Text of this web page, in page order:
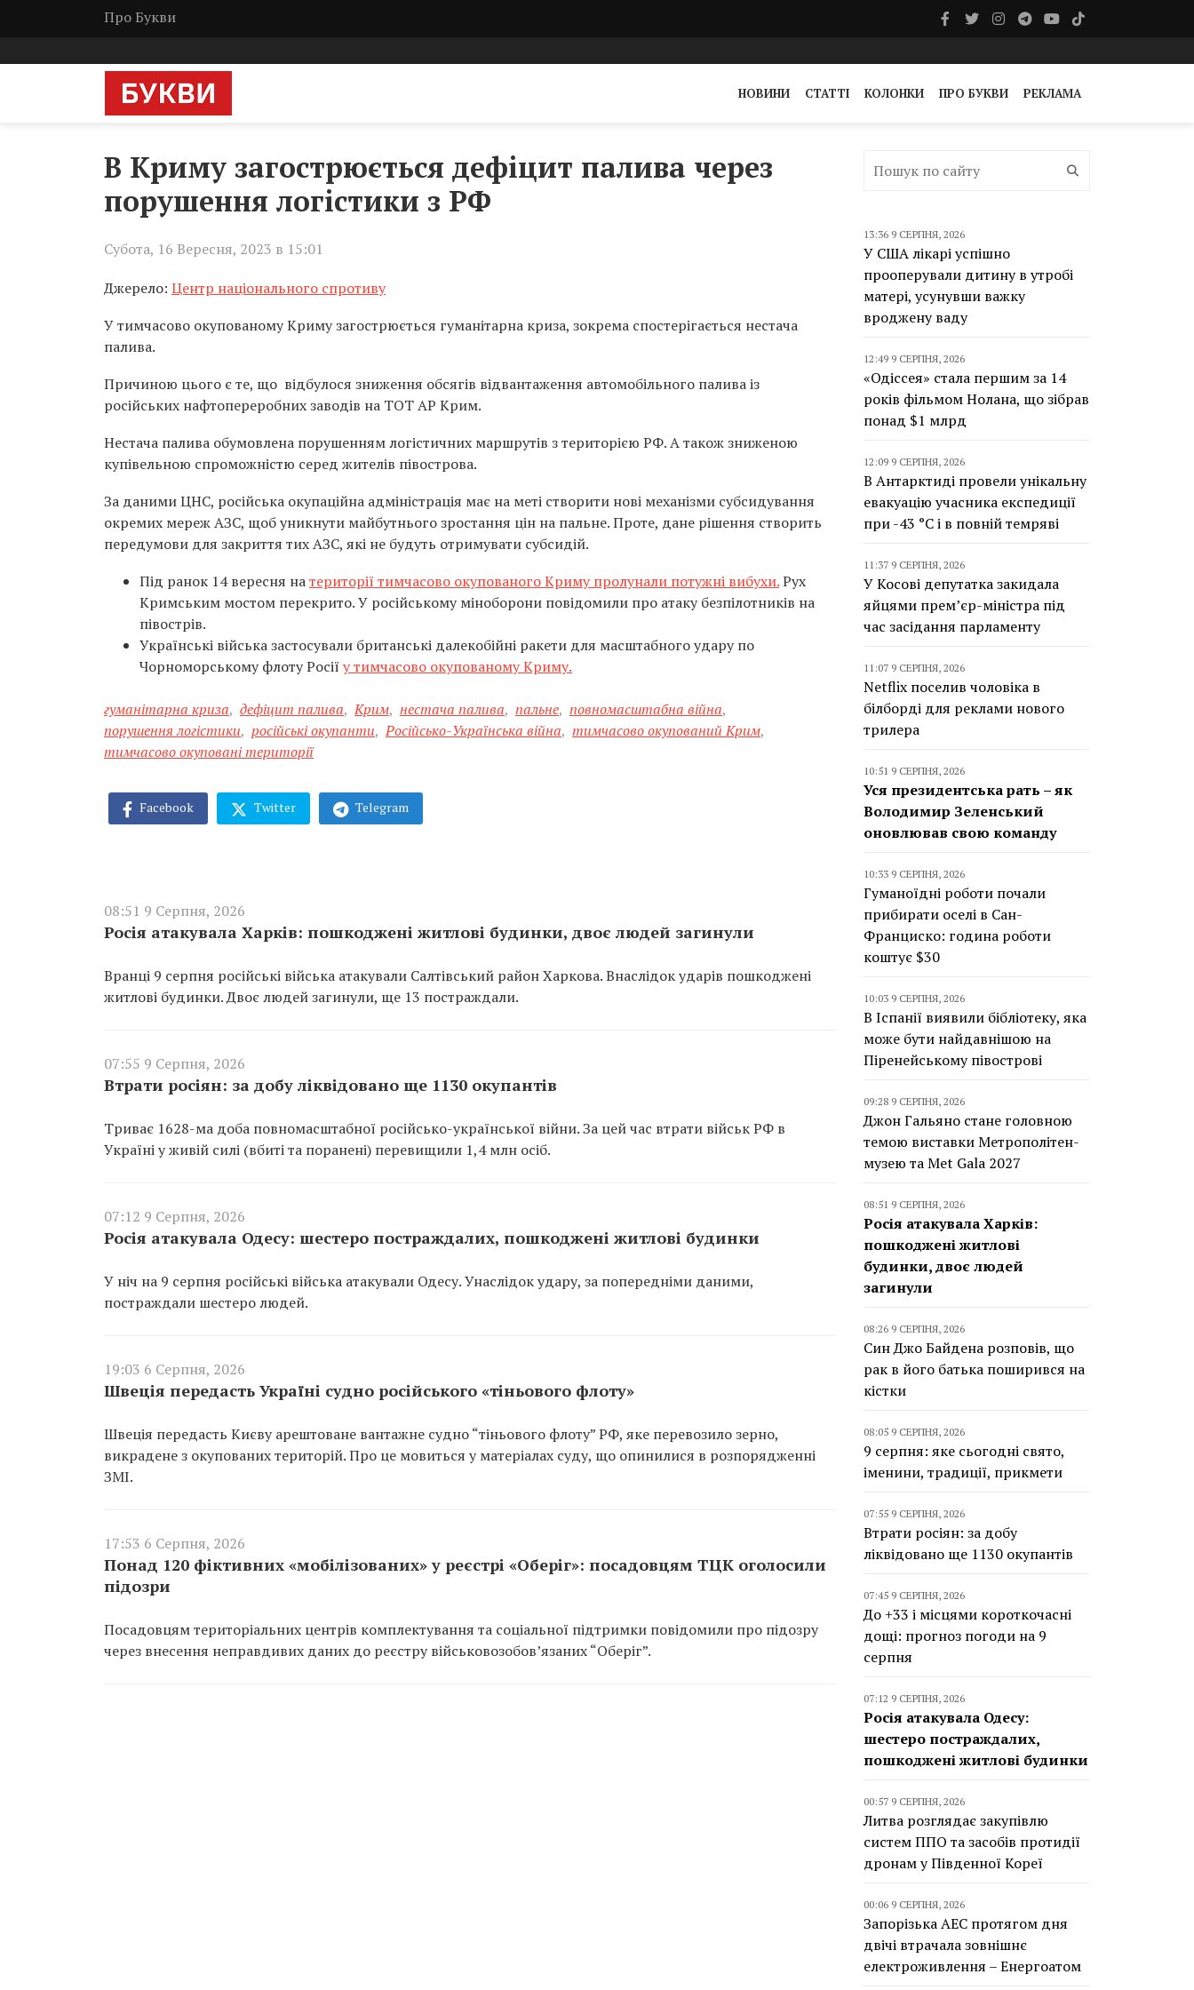
Про Букви
НОВИНИ СТАТТІ КОЛОНКИ ПРО БУКВИ РЕКЛАМА
В Криму загострюється дефіцит палива через
порушення логістики з РФ
Субота, 16 Вересня, 2023 в 15:01
Джерело: Центр національного спротиву
У тимчасово окупованому Криму загострюється гуманітарна криза, зокрема спостерігається нестача
палива.
Причиною цього є те, що відбулося зниження обсягів відвантаження автомобільного палива із
російських нафтопереробних заводів на ТОТ АР Крим.
Нестача палива обумовлена порушенням логістичних маршрутів з територією РФ. А також зниженою
купівельною спроможністю серед жителів півострова.
За даними ЦНС, російська окупаційна адміністрація має на меті створити нові механізми субсидування
окремих мереж АЗС, щоб уникнути майбутнього зростання цін на пальне. Проте, дане рішення створить
передумови для закриття тих АЗС, які не будуть отримувати субсидій.
Під ранок 14 вересня натериторії тимчасово окупованого Криму пролунали потужні вибухи.Рух
Кримським мостом перекрито. У російському міноборони повідомили про атаку безпілотників на
півострів.
Українські війська застосували британські далекобійні ракети для масштабного удару по
Чорноморському флоту Росії у тимчасово окупованому Криму.
гуманітарна криза, дефіцит палива, Крим, нестача палива, пальне, повномасштабна війна,
порушення логістики, російські окупанти, Російсько-Українська війна, тимчасово окупований Крим,
тимчасово окуповані території
Facebook Twitter Telegram
08:51 9 Серпня, 2026
Росія атакувала Харків: пошкоджені житлові будинки, двоє людей загинули
Вранці 9 серпня російські війська атакували Салтівський район Харкова. Внаслідок ударів пошкоджені
житлові будинки. Двоє людей загинули, ще 13 постраждали.
07:55 9 Серпня, 2026
Втрати росіян: за добу ліквідовано ще 1130 окупантів
Триває 1628-ма доба повномасштабної російсько-української війни. За цей час втрати військ РФ в
Україні у живій силі (вбиті та поранені) перевищили 1,4 млн осіб.
07:12 9 Серпня, 2026
Росія атакувала Одесу: шестеро постраждалих, пошкоджені житлові будинки
У ніч на 9 серпня російські війська атакували Одесу. Унаслідок удару, за попередніми даними,
постраждали шестеро людей.
19:03 6 Серпня, 2026
Швеція передасть Україні судно російського «тіньового флоту»
Швеція передасть Києву арештоване вантажне судно “тіньового флоту” РФ, яке перевозило зерно,
викрадене з окупованих територій. Про це мовиться у матеріалах суду, що опинилися в розпорядженні
ЗМІ.
17:53 6 Серпня, 2026
Понад 120 фіктивних «мобілізованих» у реєстрі «Оберіг»: посадовцям ТЦК оголосили
підозри
Посадовцям територіальних центрів комплектування та соціальної підтримки повідомили про підозру
через внесення неправдивих даних до реєстру військовозобов’язаних “Оберіг”.
13:36 9 СЕРПНЯ, 2026
У США лікарі успішно
прооперували дитину в утробі
матері, усунувши важку
вроджену ваду
12:49 9 СЕРПНЯ, 2026
«Одіссея» стала першим за 14
років фільмом Нолана, що зібрав
понад $1 млрд
12:09 9 СЕРПНЯ, 2026
В Антарктиді провели унікальну
евакуацію учасника експедиції
при -43 °C і в повній темряві
11:37 9 СЕРПНЯ, 2026
У Косові депутатка закидала
яйцями прем’єр-міністра під
час засідання парламенту
11:07 9 СЕРПНЯ, 2026
Netflix поселив чоловіка в
білборді для реклами нового
трилера
10:51 9 СЕРПНЯ, 2026
Уся президентська рать – як
Володимир Зеленський
оновлював свою команду
10:33 9 СЕРПНЯ, 2026
Гуманоїдні роботи почали
прибирати оселі в Сан-
Франциско: година роботи
коштує $30
10:03 9 СЕРПНЯ, 2026
В Іспанії виявили бібліотеку, яка
може бути найдавнішою на
Піренейському півострові
09:28 9 СЕРПНЯ, 2026
Джон Гальяно стане головною
темою виставки Метрополітен-
музею та Met Gala 2027
08:51 9 СЕРПНЯ, 2026
Росія атакувала Харків:
пошкоджені житлові
будинки, двоє людей
загинули
08:26 9 СЕРПНЯ, 2026
Син Джо Байдена розповів, що
рак в його батька поширився на
кістки
08:05 9 СЕРПНЯ, 2026
9 серпня: яке сьогодні свято,
іменини, традиції, прикмети
07:55 9 СЕРПНЯ, 2026
Втрати росіян: за добу
ліквідовано ще 1130 окупантів
07:45 9 СЕРПНЯ, 2026
До +33 і місцями короткочасні
дощі: прогноз погоди на 9
серпня
07:12 9 СЕРПНЯ, 2026
Росія атакувала Одесу:
шестеро постраждалих,
пошкоджені житлові будинки
00:57 9 СЕРПНЯ, 2026
Литва розглядає закупівлю
систем ППО та засобів протидії
дронам у Південної Кореї
00:06 9 СЕРПНЯ, 2026
Запорізька АЕС протягом дня
двічі втрачала зовнішнє
електроживлення – Енергоатом